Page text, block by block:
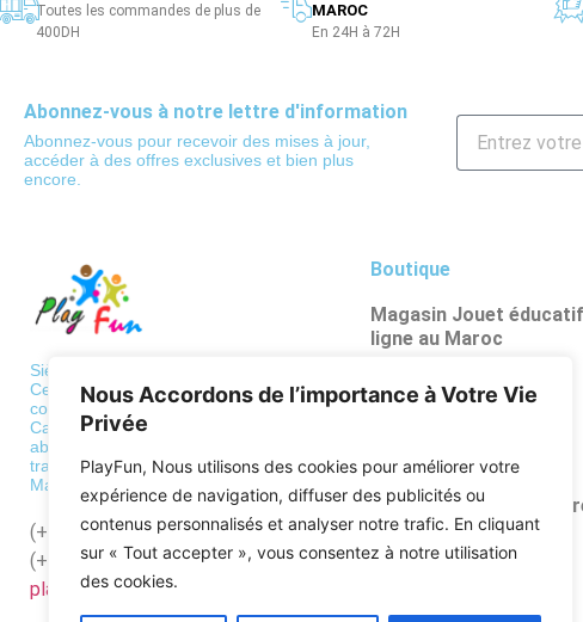
Nous Accordons de l’importance à Votre Vie
Privée
PlayFun, Nous utilisons des cookies pour améliorer votre
expérience de navigation, diffuser des publicités ou
contenus personnalisés et analyser notre trafic. En cliquant
sur « Tout accepter », vous consentez à notre utilisation
des cookies.
Toutes les commandes de plus de
400DH
MAROC
En 24H à 72H
Abonnez-vous à notre lettre d'information
Abonnez-vous pour recevoir des mises à jour,
accéder à des offres exclusives et bien plus
encore.
Siège: 36 BD de Paris, Casablanca
Centre de traitement des
commandes
Casa: Bd al qods, hay mouley
abdellah Casablanca Centre de
traitement des commandes
Maroc: Zone industrielle Mediouna
(+212)522568689
(+212)662128918
playfun.ma@gmail.com
Boutique
Magasin Jouet
ligne au Maroc
Véhicules et circuits
Puzzles
Apprentissages